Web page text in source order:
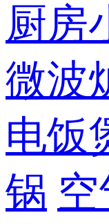
厨房
微波
电饭
锅